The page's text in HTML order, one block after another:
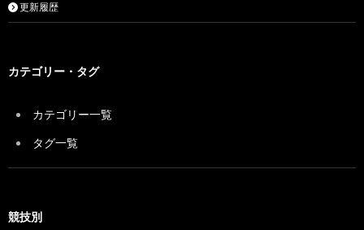
更新履歴
カテゴリー・タグ
カテゴリー一覧
タグ一覧
競技別